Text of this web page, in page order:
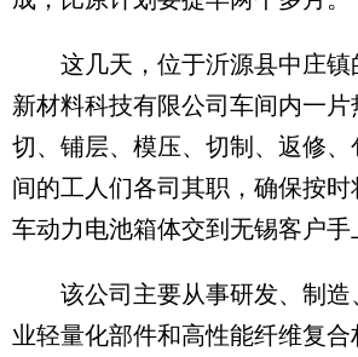
这几天，位于沂源县中庄镇
新材料科技有限公司车间内一
切、铺层、模压、切制、返修、
间的工人们各司其职，确保按
车动力电池箱体交到无锡客户手
该公司主要从事研发、制造
业轻量化部件和高性能纤维复